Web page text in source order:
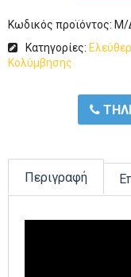
Κωδικός προϊόντος: Μ/
Κατηγορίες:
Κολύμβησης
Περιγραφή